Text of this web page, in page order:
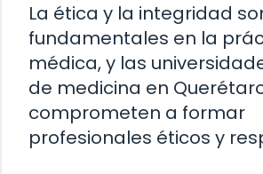
La ética y la integridad
fundamentales en la
médica, y las
de medicina en
comprometen a formar
profesionales éticos y